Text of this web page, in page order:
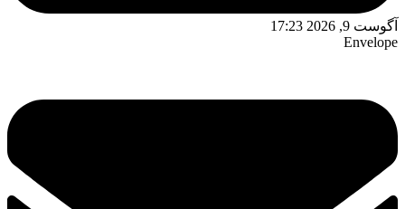
9, 2026 17:23